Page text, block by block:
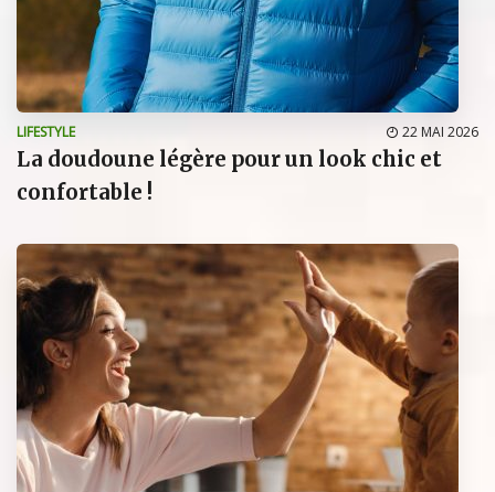
LIFESTYLE 22 MAI 2026
La doudoune légère pour un look chic et
confortable !